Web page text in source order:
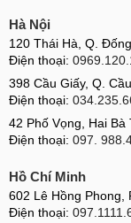
Hà Nội
120 Thái Hà, Q.
Điện thoại:
398 Cầu Giấy, Q.
Điện thoại:
42 Phố Vọng, Hai Bà
Điện thoại: 097.
Hồ Chí Minh
602 Lê Hồng Phong,
Điện thoại: